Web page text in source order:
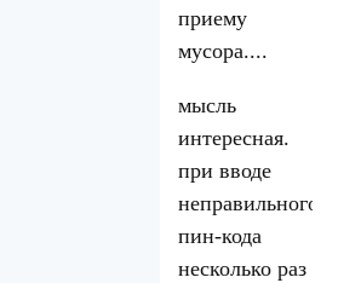
приему
мусора....
мысль
интересная.
при вводе
неправильного
пин-кода
несколько раз